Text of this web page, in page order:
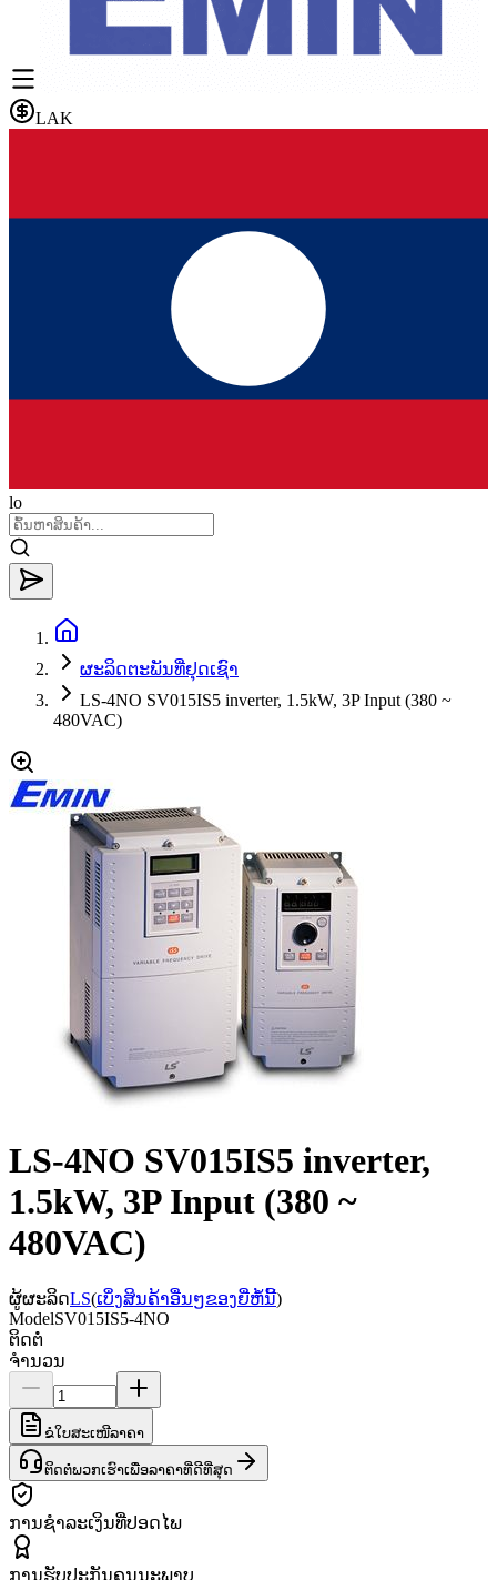
LAK
lo
ຜະລິດຕະພັນທີ່ຢຸດເຊົາ
LS-4NO SV015IS5 inverter, 1.5kW, 3P Input (380 ~
480VAC)
LS-4NO SV015IS5 inverter,
1.5kW, 3P Input (380 ~
480VAC)
ຜູ້ຜະລິດLS(ເບິ່ງສິນຄ້າອື່ນໆຂອງຍີ່ຫໍ້ນີ້)
ModelSV015IS5-4NO
ຕິດຕໍ່
ຈຳນວນ
ຂໍໃບສະເໜີລາຄາ
ຕິດຕໍ່ພວກເຮົາເພື່ອລາຄາທີ່ດີທີ່ສຸດ
ການຊຳລະເງິນທີ່ປອດໄພ
ການຮັບປະກັນຄຸນນະພາບ